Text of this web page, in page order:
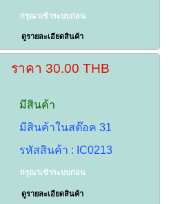
กรุณาเข้าระบบก่อน
ดูรายละเอียดสินค้า
ราคา 30.00 THB
มีสินค้า
มีสินค้าในสต๊อค 31
รหัสสินค้า : IC0213
กรุณาเข้าระบบก่อน
ดูรายละเอียดสินค้า